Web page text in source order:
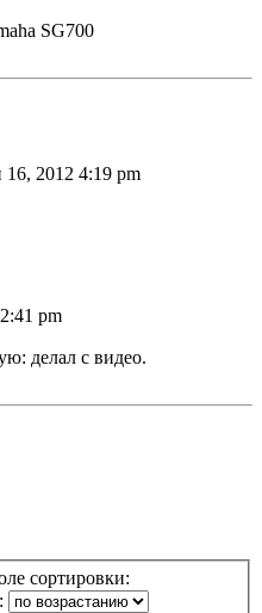
SG700
2012 4:19 pm
pm
делал с видео.
сортировки: